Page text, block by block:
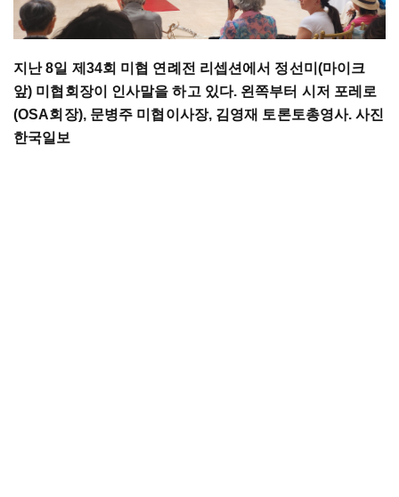
지난 8일 제34회 미협 연례전 리셉션에서 정선미(마이크
앞) 미협회장이 인사말을 하고 있다. 왼쪽부터 시저 포레로
(OSA회장), 문병주 미협이사장, 김영재 토론토총영사. 사진
한국일보